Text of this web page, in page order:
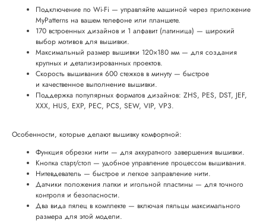
Подключение по Wi-Fi — управляйте машиной через приложение
MyPatterns на вашем телефоне или планшете.
170 встроенных дизайнов и 1 алфавит (латиница) — широкий
выбор мотивов для вышивки.
Максимальный размер вышивки 120×180 мм — для создания
крупных и детализированных проектов.
Скорость вышивания 600 стежков в минуту — быстрое
и качественное выполнение вышивки.
Поддержка популярных форматов дизайнов: ZHS, PES, DST, JEF,
XXX, HUS, EXP, PEC, PCS, SEW, VIP, VP3.
Особенности, которые делают вышивку комфортной:
Функция обрезки нити — для аккуратного завершения вышивки.
Кнопка старт/стоп — удобное управление процессом вышивания.
Нитевдеватель — быстрое и легкое заправление нити.
Датчики положения лапки и игольной пластины — для точного
контроля и безопасности.
Два вида пялец в комплекте — включая пяльцы максимального
размера для этой модели.